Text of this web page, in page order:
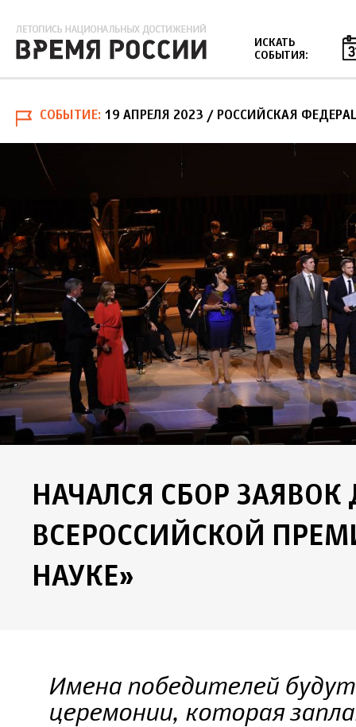
ИСКАТЬ
СОБЫТИЯ:
СОБЫТИЕ 19 АПРЕЛЯ 2023 / РОССИЙСКАЯ
НАЧАЛСЯ СБОР ЗАЯВОК
ВСЕРОССИЙСКОЙ
НАУКЕ»
Имена победителей
церемонии, которая